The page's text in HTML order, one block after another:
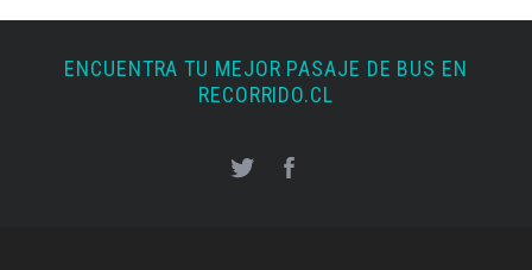
ENCUENTRA TU MEJOR PASAJE DE BUS EN
RECORRIDO.CL